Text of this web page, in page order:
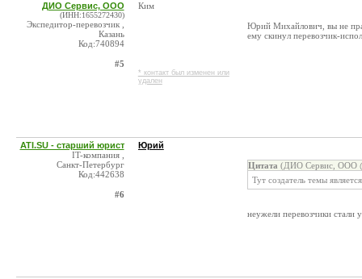
ДИО Сервис, ООО
(ИНН:1655272430)
Экспедитор-перевозчик ,
Казань
Код:740894
#5
Ким
* контакт был изменен или
удален
Юрий Михайлович, вы не
ему скинул перевозчик-
ATI.SU - старший юрист
IT-компания ,
Санкт-Петербург
Код:442638
#6
Юрий
Цитата (ДИО Сервис, ООО
Тут создатель темы
неужели перевозчики стали